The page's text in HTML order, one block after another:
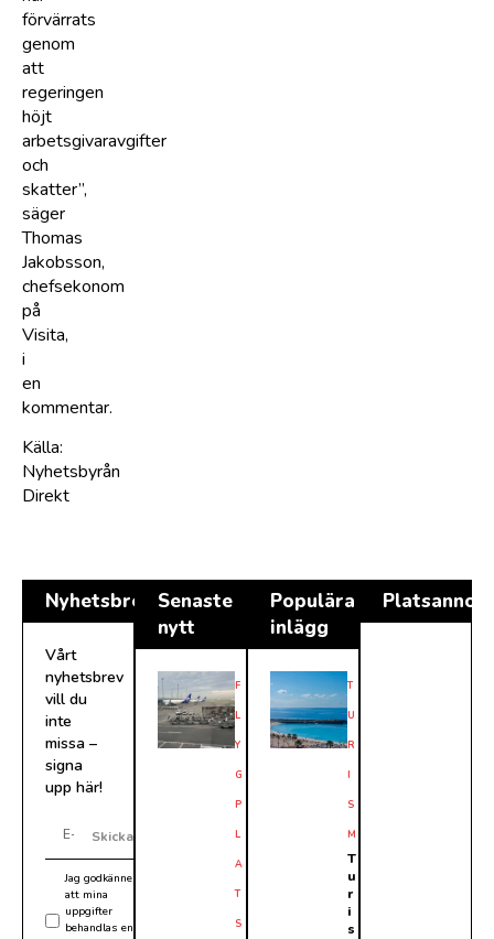
förvärrats
genom
att
regeringen
höjt
arbetsgivaravgifter
och
skatter”,
säger
Thomas
Jakobsson,
chefsekonom
på
Visita,
i
en
kommentar.
Källa:
Nyhetsbyrån
Direkt
Nyhetsbrev
Vårt
nyhetsbrev
vill du
inte
missa –
signa
upp här!
Jag godkänner
att mina
uppgifter
behandlas enligt
Skicka
Senaste
nytt
F
L
Y
G
P
L
A
T
S
Populära
inlägg
T
U
R
I
S
M
T
u
r
i
s